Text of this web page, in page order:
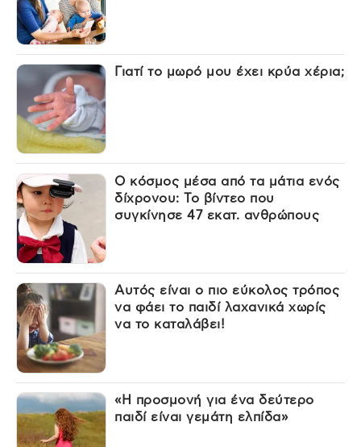
Γιατί το μωρό μου έχει κρύα χέρια;
Ο κόσμος μέσα από τα μάτια ενός
δίχρονου: Το βίντεο που
συγκίνησε 47 εκατ. ανθρώπους
Αυτός είναι ο πιο εύκολος τρόπος
να φάει το παιδί λαχανικά χωρίς
να το καταλάβει!
«Η προσμονή για ένα δεύτερο
παιδί είναι γεμάτη ελπίδα»